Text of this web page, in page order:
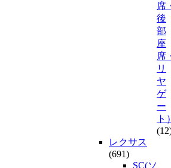
席
後
部
座
席
リ
ヤ
ゲ
ー
ト
レクサス
(691)
SC(ソ